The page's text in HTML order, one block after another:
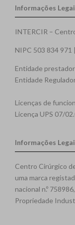
Informações
INTERCIR –
NIPC 503 834 971
Entidade
Entidade
Licenças de
Licença UPS 07/
Informações
Centro Cirúrgico
uma marca
nacional n.º
Propriedade